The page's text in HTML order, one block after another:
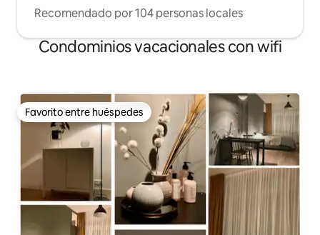
Recomendado por 104 personas locales
Condominios vacacionales con wifi
Favorito entre huéspedes
Favorito entre huéspedes